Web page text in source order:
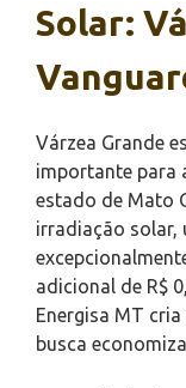
Solar:
Várzea Grande
importante para
estado de Mato
irradiação solar,
adicional de R$
Energisa MT
busca